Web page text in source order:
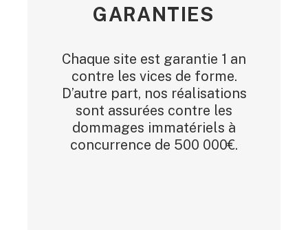
GARANTIES
Chaque site est garantie 1 an
contre les vices de forme.
D’autre part, nos réalisations
sont assurées contre les
dommages immatériels à
concurrence de 500 000€.